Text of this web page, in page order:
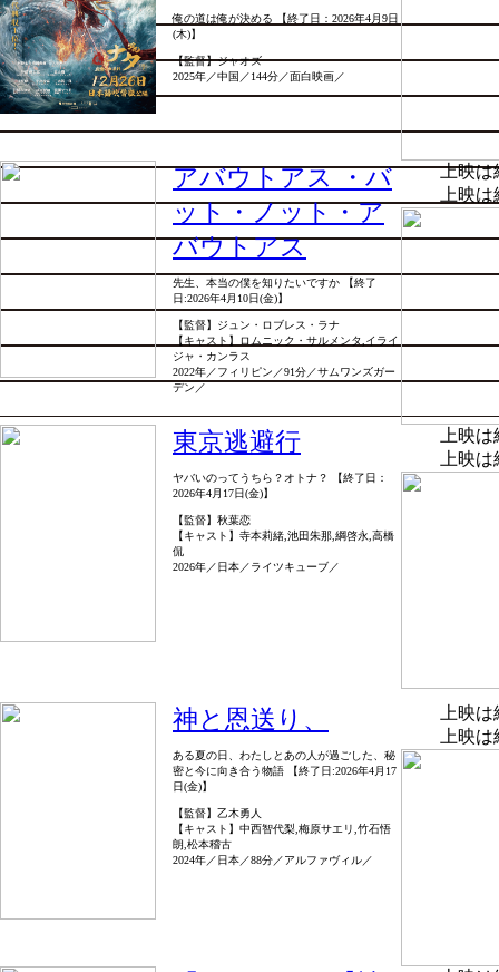
俺の道は俺が決める 【終了日：2026年4月9日
(木)】
【監督】ジャオズ
2025年／中国／144分／面白映画／
上映は
アバウトアス ・バ
ット・ノット・ア
バウトアス
先生、本当の僕を知りたいですか 【終了
日:2026年4月10日(金)】
【監督】ジュン・ロブレス・ラナ
【キャスト】ロムニック・サルメンタ,イライ
ジャ・カンラス
2022年／フィリピン／91分／サムワンズガー
デン／
上映
上映
東京逃避行
ヤバいのってうちら？オトナ？ 【終了日：
2026年4月17日(金)】
【監督】秋葉恋
【キャスト】寺本莉緒,池田朱那,綱啓永,高橋
侃
2026年／日本／ライツキューブ／
上映
上映
神と恩送り、
ある夏の日、わたしとあの人が過ごした、秘
密と今に向き合う物語 【終了日:2026年4月17
日(金)】
【監督】乙木勇人
【キャスト】中西智代梨,梅原サエリ,竹石悟
朗,松本稽古
2024年／日本／88分／アルファヴィル／
上映